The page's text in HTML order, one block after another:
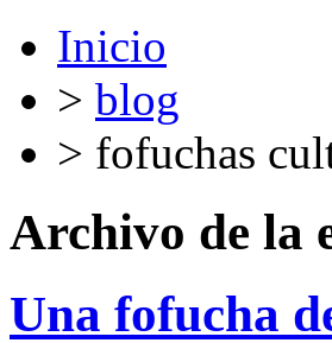
Inicio
> blog
> fofuchas
Archivo de la
Una fofucha